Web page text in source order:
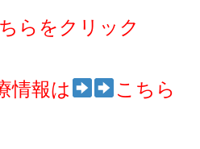
らをクリック
情報は こちら